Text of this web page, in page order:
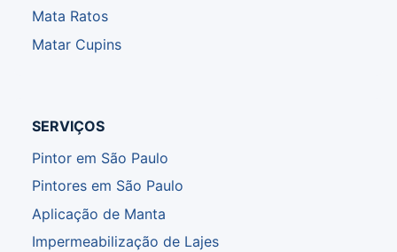
Mata Ratos
Matar Cupins
SERVIÇOS
Pintor em São Paulo
Pintores em São Paulo
Aplicação de Manta
Impermeabilização de Lajes